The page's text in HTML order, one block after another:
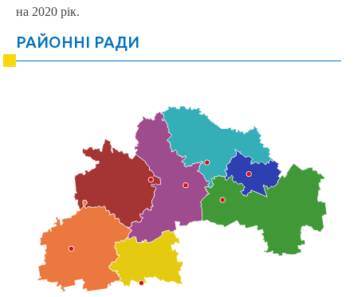
на 2020 рік.
РАЙОННІ РАДИ